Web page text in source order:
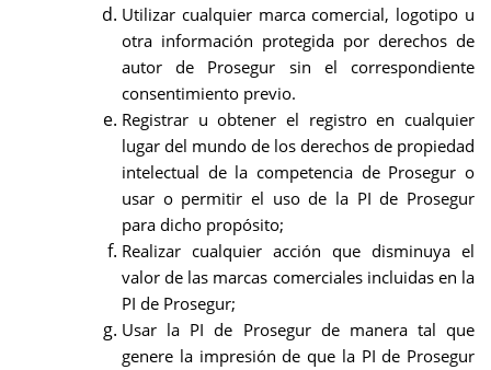
Utilizar cualquier marca comercial, logotipo u
otra información protegida por derechos de
autor de Prosegur sin el correspondiente
consentimiento previo.
Registrar u obtener el registro en cualquier
lugar del mundo de los derechos de propiedad
intelectual de la competencia de Prosegur o
usar o permitir el uso de la PI de Prosegur
para dicho propósito;
Realizar cualquier acción que disminuya el
valor de las marcas comerciales incluidas en la
PI de Prosegur;
Usar la PI de Prosegur de manera tal que
genere la impresión de que la PI de Prosegur